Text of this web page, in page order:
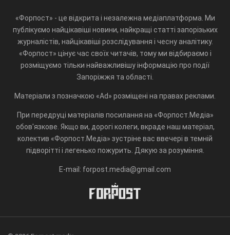
«Форпост» - це відкрита і незалежна медіаплатформа. Ми
публікуємо найцікавіші новини, найкращі статті запорізьких
журналістів, найцікавіші розслідування і чесну аналітику.
«Форпост» цінує час своїх читачів, тому ми відбираємо і
розміщуємо тільки найважливішу інформацію про події
Запоріжжя та області.
Матеріали з позначкою «Ad» розміщені на правах реклами.
При передруці матеріалів посилання на «Форпост.Медіа»
обов'язкове. Якщо ви, дорогі колеги, вкраде наш матеріал,
колектив «Форпост.Медіа» зустріне вас ввечері в темній
підворітті і легенько пожурить. Дякую за розуміння.
E-mail: forpost.media@gmail.com